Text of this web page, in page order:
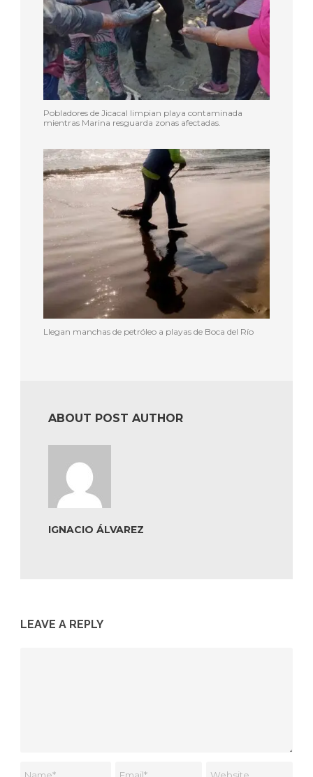
Pobladores de Jicacal limpian playa contaminada
mientras Marina resguarda zonas afectadas.
Llegan manchas de petróleo a playas de Boca del Río
ABOUT POST AUTHOR
IGNACIO ÁLVAREZ
LEAVE A REPLY